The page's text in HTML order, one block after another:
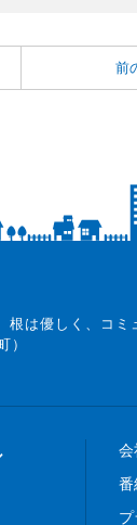
前
は優しく、コミ
）
会
番